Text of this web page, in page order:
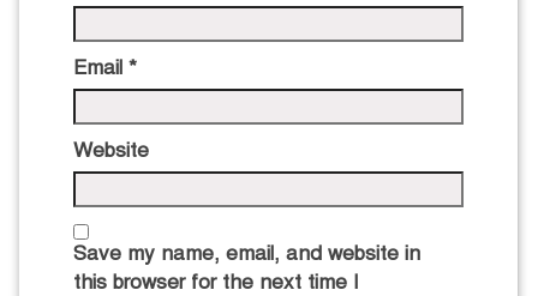
Email *
Website
Save my name, email, and website in
this browser for the next time I